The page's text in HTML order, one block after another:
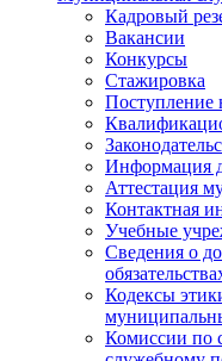
Кадровый
Вакансии
Конкурсы
Стажировка
Поступление
Информация
Аттестация
Контактная
Учебные
Сведения о
Кодексы
Комиссии по